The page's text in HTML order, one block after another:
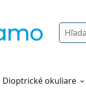
Dioptrické okuliare